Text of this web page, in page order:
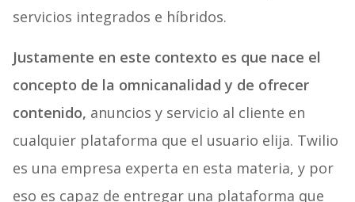
servicios integrados e híbridos.
Justamente en este contexto es que nace el
concepto de la omnicanalidad y de ofrecer
contenido, anuncios y servicio al cliente en
cualquier plataforma que el usuario elija. Twilio
es una empresa experta en esta materia, y por
eso es capaz de entregar una plataforma que